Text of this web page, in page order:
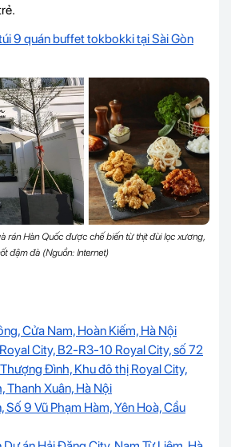
9 quán buffet tokbokki tại Sài Gòn
rán Hàn Quốc được chế biến từ thịt đùi lọc xương,
đậm đà (Nguồn: Internet)
Cửa Nam, Hoàn Kiếm, Hà Nội
City, B2-R3-10 Royal City, số 72
Đình, Khu đô thị Royal City,
Thanh Xuân, Hà Nội
Số 9 Vũ Phạm Hàm, Yên Hoà, Cầu